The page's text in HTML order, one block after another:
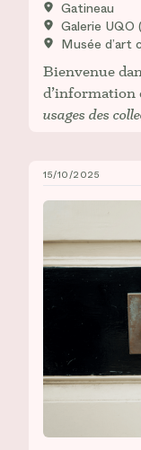
Gatineau
Galerie UQO
Musée d’art
Bienvenue
usages des
CIÉCO, Lettre
15/10/2025